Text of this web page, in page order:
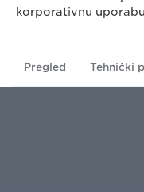
korporativnu
Pregled Tehnički